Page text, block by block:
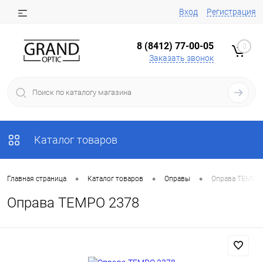
Вход Регистрация
8 (8412) 77-00-05
Заказать звонок
0
Каталог товаров
Главная страница • Каталог товаров • Оправы • Оправа ТЕМРО
Оправа ТЕМРО 2378